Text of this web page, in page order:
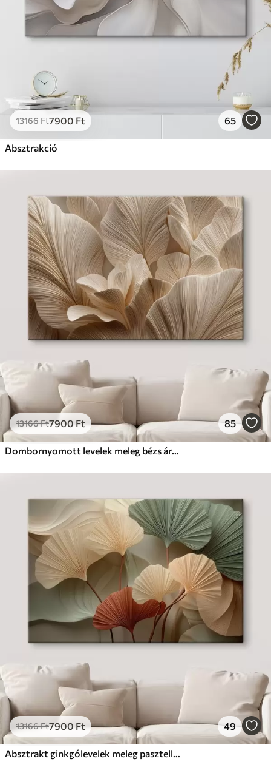
13166Ft7900 Ft 65
Absztrakció
13166Ft7900 Ft 85
Dombornyomott levelek meleg bézs árnyalatokban
13166Ft7900Ft 49
Absztrakt ginkgólevelek meleg pasztell színekben